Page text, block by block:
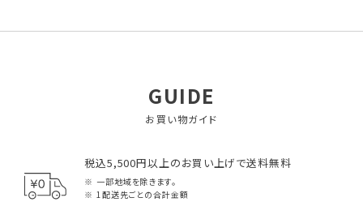
GUIDE
お買い物ガイド
税込5,500円以上のお買い上げで送料無料
一部地域を除きます。
1配送先ごとの合計金額